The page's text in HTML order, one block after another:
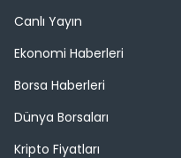
Canlı Yayın
Ekonomi Haberleri
Borsa Haberleri
Dünya Borsaları
Kripto Fiyatları